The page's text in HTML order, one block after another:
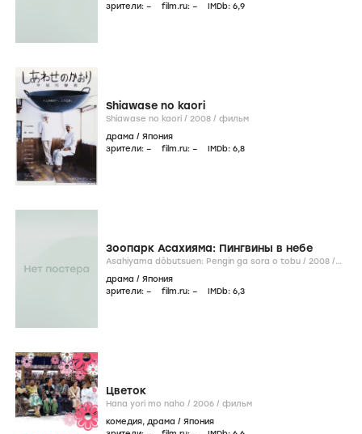
зрители: – film.ru: – IMDb: 6,9
Shiawase no kaori
Shiawase no kaori / 2008 / фильм
драма / Япония
зрители: – film.ru: – IMDb: 6,8
Зooпapк Acaхиямa: Пингвины в нeбe
Asahiyama dôbutsuen: Pengin ga sora o tobu / 2008 /
драма / Япония
зрители: – film.ru: – IMDb: 6,3
Цветок
Hana yori mo naho / 2006 / фильм
комедия, драма / Япония